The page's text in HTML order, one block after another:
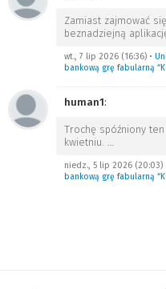
Zamiast zajmować
beznadziejną
wt., 7 lip 2026 (16:36) •
bankową grę fabularną
human1:
Trochę spóźniony
kwietniu.
niedz., 5 lip 2026 (20:03)
bankową grę fabularną